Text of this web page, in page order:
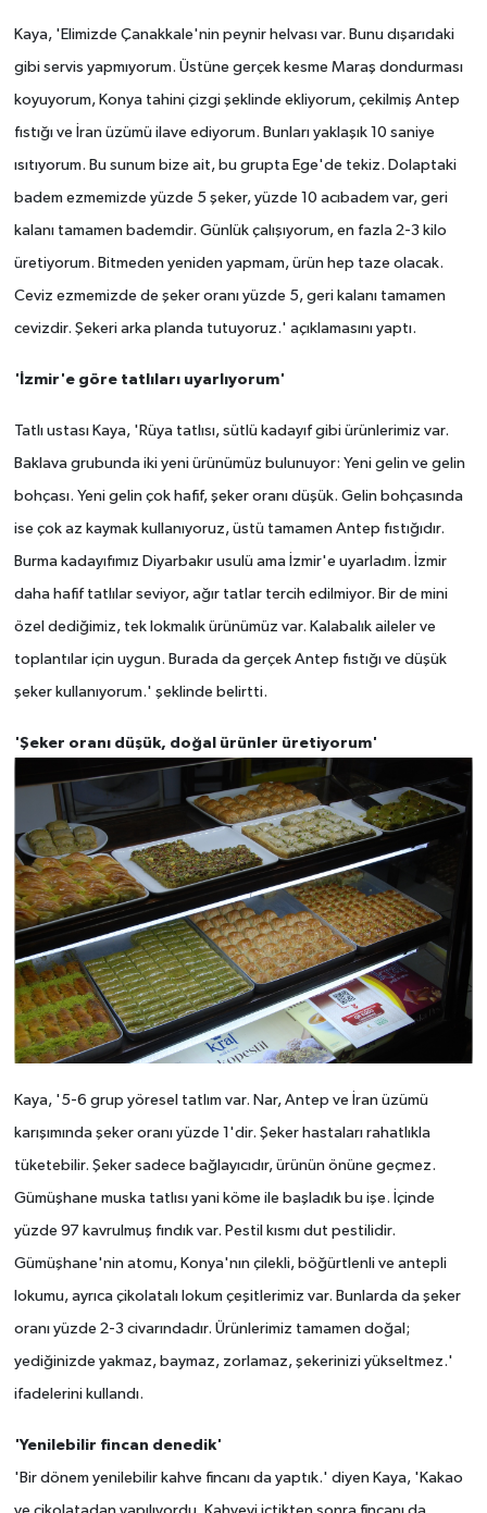
Kaya, 'Elimizde Çanakkale'nin peynir helvası var. Bunu dışarıdaki
gibi servis yapmıyorum. Üstüne gerçek kesme Maraş dondurması
koyuyorum, Konya tahini çizgi şeklinde ekliyorum, çekilmiş Antep
fıstığı ve İran üzümü ilave ediyorum. Bunları yaklaşık 10 saniye
ısıtıyorum. Bu sunum bize ait, bu grupta Ege'de tekiz. Dolaptaki
badem ezmemizde yüzde 5 şeker, yüzde 10 acıbadem var, geri
kalanı tamamen bademdir. Günlük çalışıyorum, en fazla 2-3 kilo
üretiyorum. Bitmeden yeniden yapmam, ürün hep taze olacak.
Ceviz ezmemizde de şeker oranı yüzde 5, geri kalanı tamamen
cevizdir. Şekeri arka planda tutuyoruz.' açıklamasını yaptı.
'İzmir'e göre tatlıları uyarlıyorum'
Tatlı ustası Kaya, 'Rüya tatlısı, sütlü kadayıf gibi ürünlerimiz var.
Baklava grubunda iki yeni ürünümüz bulunuyor: Yeni gelin ve gelin
bohçası. Yeni gelin çok hafif, şeker oranı düşük. Gelin bohçasında
ise çok az kaymak kullanıyoruz, üstü tamamen Antep fıstığıdır.
Burma kadayıfımız Diyarbakır usulü ama İzmir'e uyarladım. İzmir
daha hafif tatlılar seviyor, ağır tatlar tercih edilmiyor. Bir de mini
özel dediğimiz, tek lokmalık ürünümüz var. Kalabalık aileler ve
toplantılar için uygun. Burada da gerçek Antep fıstığı ve düşük
şeker kullanıyorum.' şeklinde belirtti.
'Şeker oranı düşük, doğal ürünler üretiyorum'
Kaya, '5-6 grup yöresel tatlım var. Nar, Antep ve İran üzümü
karışımında şeker oranı yüzde 1'dir. Şeker hastaları rahatlıkla
tüketebilir. Şeker sadece bağlayıcıdır, ürünün önüne geçmez.
Gümüşhane muska tatlısı yani köme ile başladık bu işe. İçinde
yüzde 97 kavrulmuş fındık var. Pestil kısmı dut pestilidir.
Gümüşhane'nin atomu, Konya'nın çilekli, böğürtlenli ve antepli
lokumu, ayrıca çikolatalı lokum çeşitlerimiz var. Bunlarda da şeker
oranı yüzde 2-3 civarındadır. Ürünlerimiz tamamen doğal;
yediğinizde yakmaz, baymaz, zorlamaz, şekerinizi yükseltmez.'
ifadelerini kullandı.
'Yenilebilir fincan denedik'
'Bir dönem yenilebilir kahve fincanı da yaptık.' diyen Kaya, 'Kakao